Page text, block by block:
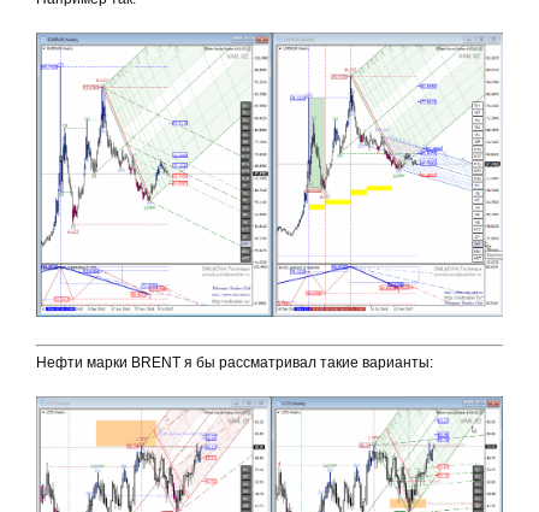
Нефти марки BRENT я бы рассматривал такие варианты: